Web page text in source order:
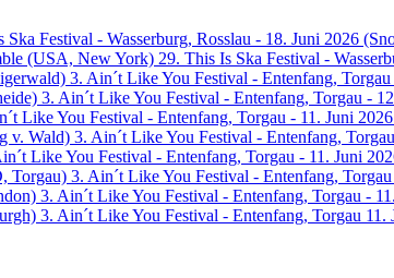
Festival - Wasserburg, Rosslau - 18. Juni 2026
(USA, New York) 29. This Is Ska Festival -
3. Ain´t Like You Festival - Entenfang,
3. Ain´t Like You Festival - Entenfang, Torgau -
Like You Festival - Entenfang, Torgau - 11. Juni
v. Wald) 3. Ain´t Like You Festival - Entenfang,
Like You Festival - Entenfang, Torgau - 11. Juni
3. Ain´t Like You Festival - Entenfang,
3. Ain´t Like You Festival - Entenfang, Torgau -
3. Ain´t Like You Festival - Entenfang, Torgau